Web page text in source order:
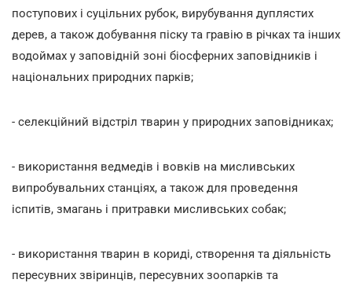
поступових і суцільних рубок, вирубування дуплястих
дерев, а також добування піску та гравію в річках та інших
водоймах у заповідній зоні біосферних заповідників і
національних природних парків;
- селекційний відстріл тварин у природних заповідниках;
- використання ведмедів і вовків на мисливських
випробувальних станціях, а також для проведення
іспитів, змагань і притравки мисливських собак;
- використання тварин в кориді, створення та діяльність
пересувних звіринців, пересувних зоопарків та